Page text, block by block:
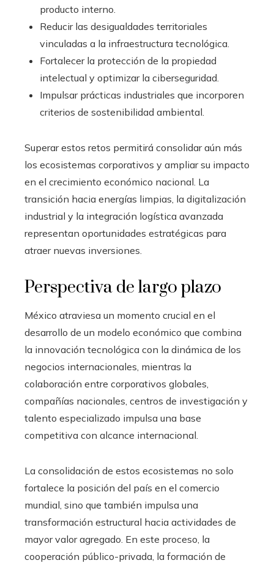
producto interno.
Reducir las desigualdades territoriales
vinculadas a la infraestructura tecnológica.
Fortalecer la protección de la propiedad
intelectual y optimizar la ciberseguridad.
Impulsar prácticas industriales que incorporen
criterios de sostenibilidad ambiental.
Superar estos retos permitirá consolidar aún más
los ecosistemas corporativos y ampliar su impacto
en el crecimiento económico nacional. La
transición hacia energías limpias, la digitalización
industrial y la integración logística avanzada
representan oportunidades estratégicas para
atraer nuevas inversiones.
Perspectiva de largo plazo
México atraviesa un momento crucial en el
desarrollo de un modelo económico que combina
la innovación tecnológica con la dinámica de los
negocios internacionales, mientras la
colaboración entre corporativos globales,
compañías nacionales, centros de investigación y
talento especializado impulsa una base
competitiva con alcance internacional.
La consolidación de estos ecosistemas no solo
fortalece la posición del país en el comercio
mundial, sino que también impulsa una
transformación estructural hacia actividades de
mayor valor agregado. En este proceso, la
cooperación público-privada, la formación de